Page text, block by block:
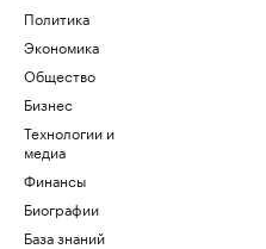
Политика
Экономика
Общество
Бизнес
Технологии и
медиа
Финансы
Биографии
База знаний